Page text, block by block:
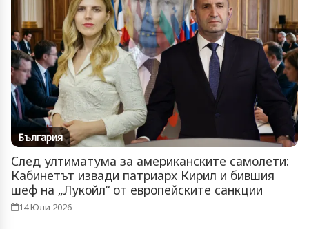
България
След ултиматума за американските самолети:
Кабинетът извади патриарх Кирил и бившия
шеф на „Лукойл“ от европейските санкции
14 Юли 2026